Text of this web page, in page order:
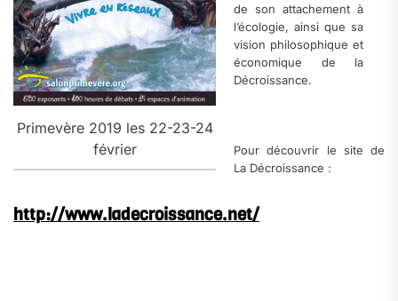
Primevère 2019 les 22-23-24
février
de son attachement à
l’écologie, ainsi que sa
vision philosophique et
économique de la
Décroissance.
Pour découvrir le site de
La Décroissance :
http://www.ladecroissance.net/